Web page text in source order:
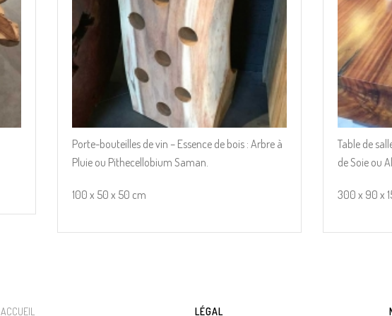
Porte-bouteilles de vin – Essence de bois : Arbre à
Pluie ou Pithecellobium Saman.
100 x 50 x 50 cm
Table de
de Soie ou
300 x 90 x
ACCUEIL LÉGAL